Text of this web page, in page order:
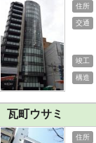
住所
交通
竣工
構造
瓦町ウサミ
住所